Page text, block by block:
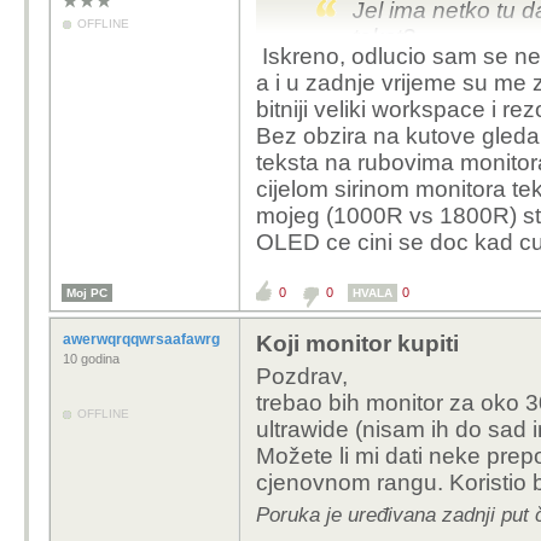
OFFLINE
Jel ima netko tu
tekst?
Prelazim sa 34"
Izbor je u biti
5K2K puno vise
nadogradit
Imam 42 inch LG C4.
savrsen, nema tako
produkcijom, i ne bih
savrsen, a sjedim 50
:)
PC monitori u toj klasi
PC monitora naspram
power delivery, sto
Imam Macbook kao
Iskreno, odlucio sam se
a i u zadnje vrijeme su me
bitniji veliki workspace i
Bez obzira na kutove
teksta na rubovima
cijelom sirinom monitora
mojeg (1000R vs 1800R)
OLED ce cini se doc kad
Moj PC 0 0 HVALA 0
awerwqrqqwrsaafawrgagt
10 godina
OFFLINE
Koji monitor kupiti
Pozdrav,
trebao bih monitor za oko
ultrawide (nisam ih do sad
Možete li mi dati neke
cjenovnom rangu. Koristio
Poruka je uređivana zadnji put